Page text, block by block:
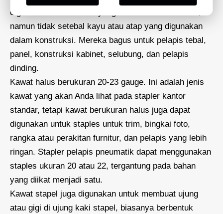
digunakan untuk bahan yang lebih tebal dari kertas,
namun tidak setebal kayu atau atap yang digunakan
dalam konstruksi. Mereka bagus untuk pelapis tebal,
panel, konstruksi kabinet, selubung, dan pelapis
dinding.
Kawat halus berukuran 20-23 gauge. Ini adalah jenis
kawat yang akan Anda lihat pada stapler kantor
standar, tetapi kawat berukuran halus juga dapat
digunakan untuk staples untuk trim, bingkai foto,
rangka atau perakitan furnitur, dan pelapis yang lebih
ringan. Stapler pelapis pneumatik dapat menggunakan
staples ukuran 20 atau 22, tergantung pada bahan
yang diikat menjadi satu.
Kawat stapel juga digunakan untuk membuat ujung
atau gigi di ujung kaki stapel, biasanya berbentuk